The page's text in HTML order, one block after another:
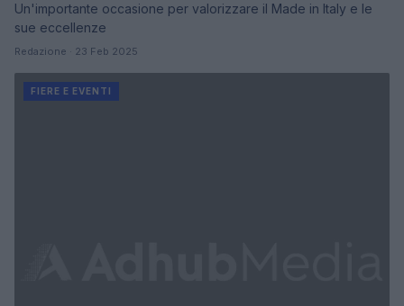
Un'importante occasione per valorizzare il Made in Italy e le
sue eccellenze
Redazione · 23 Feb 2025
FIERE E EVENTI